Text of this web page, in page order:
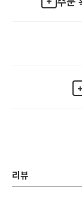
리뷰